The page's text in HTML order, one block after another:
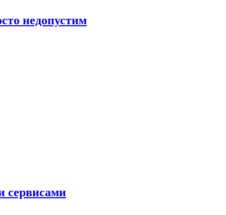
недопустим
сервисами